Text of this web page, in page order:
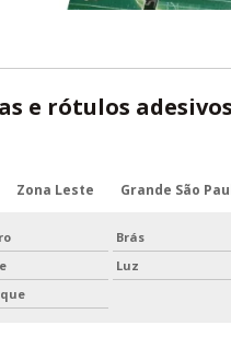
e rótulos
Zona Leste Grande São
Brás
Luz